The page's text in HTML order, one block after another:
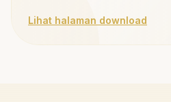
Lihat halaman download